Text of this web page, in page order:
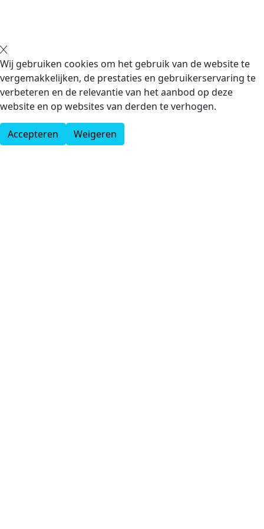
Wij gebruiken cookies om het gebruik van de website te
vergemakkelijken, de prestaties en gebruikerservaring te
verbeteren en de relevantie van het aanbod op deze
website en op websites van derden te verhogen.
Accepteren Weigeren